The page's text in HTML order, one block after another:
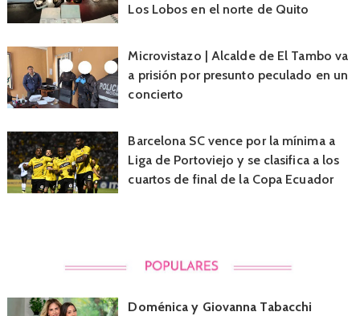
Los Lobos en el norte de Quito
Microvistazo | Alcalde de El Tambo va
a prisión por presunto peculado en un
concierto
Barcelona SC vence por la mínima a
Liga de Portoviejo y se clasifica a los
cuartos de final de la Copa Ecuador
Doménica y Giovanna Tabacchi